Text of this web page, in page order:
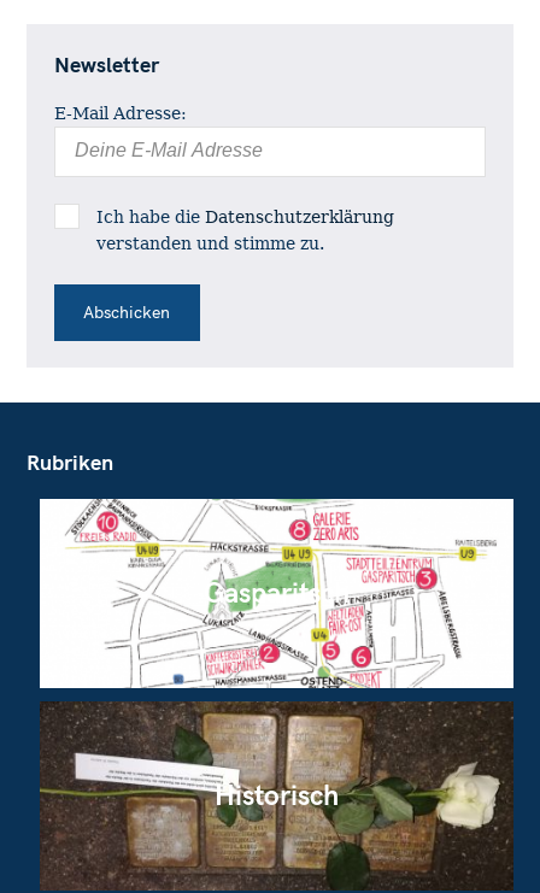
Newsletter
E-Mail Adresse:
Ich habe die Datenschutzerklärung
verstanden und stimme zu.
Rubriken
Gasparitsch
Historisch